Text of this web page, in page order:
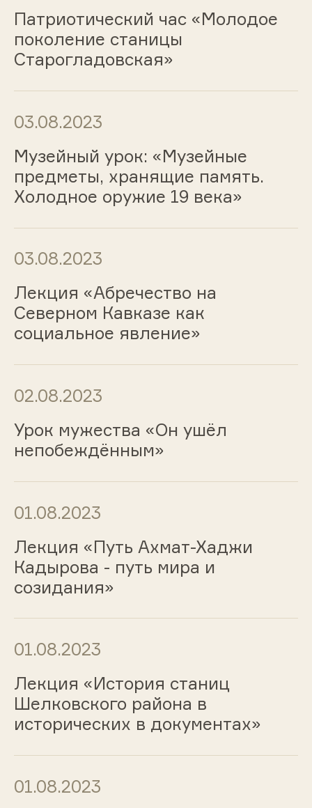
Патриотический час «Молодое
поколение станицы
Старогладовская»
03.08.2023
Музейный урок: «Музейные
предметы, хранящие память.
Холодное оружие 19 века»
03.08.2023
Лекция «Абречество на
Северном Кавказе как
социальное явление»
02.08.2023
Урок мужества «Он ушёл
непобеждённым»
01.08.2023
Лекция «Путь Ахмат-Хаджи
Кадырова - путь мира и
созидания»
01.08.2023
Лекция «История станиц
Шелковского района в
исторических в документах»
01.08.2023